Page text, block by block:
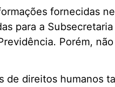
fornecidas
para a
Porém,
de direitos humanos